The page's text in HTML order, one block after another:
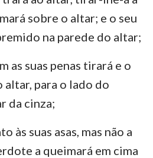
sobre o altar; e o seu
na parede do altar;
as suas penas tirará e o
altar, para o lado do
da cinza;
às suas asas, mas não a
a queimará em cima